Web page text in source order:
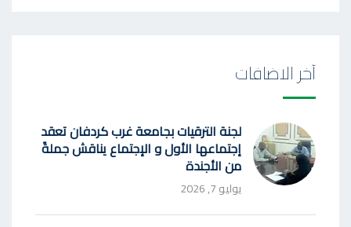
آخر الاضافات
لجنة الترقيات بجامعة غرب كردفان تعقد
إجتماعها الأول و الإجتماع يناقش جملةً
من الأجندة
يوليو 7, 2026